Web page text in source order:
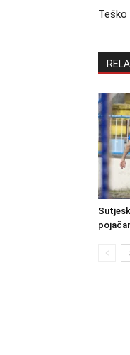
Teško